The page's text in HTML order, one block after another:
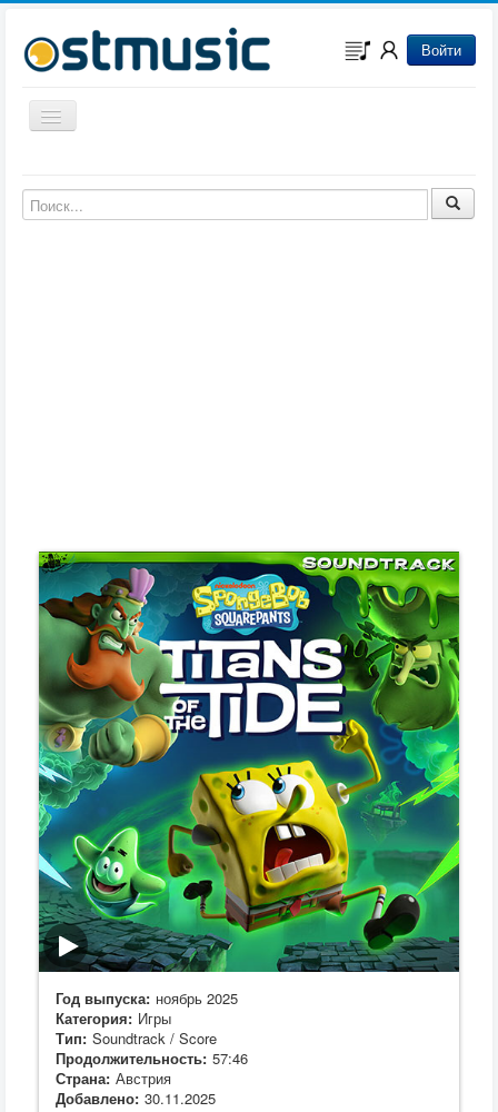
Войти
Включить/выключить навигацию
Музыка из мультфильмов
Музыка из сериалов
Год выпуска: ноябрь 2025
Категория: Игры
Тип: Soundtrack / Score
Продолжительность: 57:46
Страна: Австрия
Добавлено: 30.11.2025